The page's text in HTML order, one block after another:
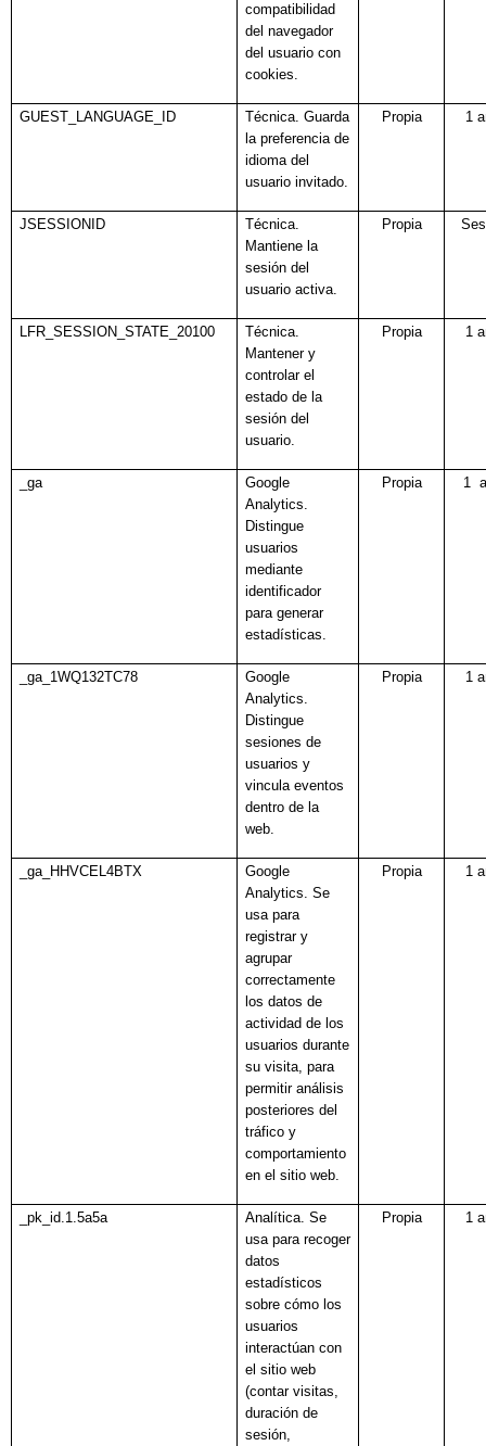
compatibilidad
del navegador
del usuario con
cookies.
GUEST_LANGUAGE_ID
Técnica. Guarda
la preferencia de
idioma del
usuario invitado.
Propia 1
JSESSIONID
Técnica.
Mantiene la
sesión del
usuario activa.
Propia
LFR_SESSION_STATE_20100
Técnica.
Mantener y
controlar el
estado de la
sesión del
usuario.
Propia 1
_ga
Google
Analytics.
Distingue
usuarios
mediante
identificador
para generar
estadísticas.
Propia 1
_ga_1WQ132TC78
Google
Analytics.
Distingue
sesiones de
usuarios y
vincula eventos
dentro de la
web.
Propia 1
_ga_HHVCEL4BTX
Google
Analytics. Se
usa para
registrar y
agrupar
correctamente
los datos de
actividad de los
usuarios durante
su visita, para
permitir análisis
posteriores del
tráfico y
comportamiento
en el sitio web.
Propia 1
_pk_id.1.5a5a
Analítica. Se
usa para recoger
datos
estadísticos
sobre cómo los
usuarios
interactúan con
el sitio web
(contar visitas,
duración de
sesión,
Propia 1